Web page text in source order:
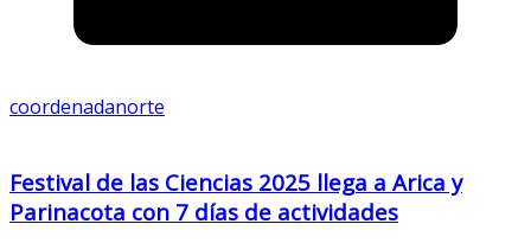
coordenadanorte
Festival de las Ciencias 2025 llega a Arica y
Parinacota con 7 días de actividades